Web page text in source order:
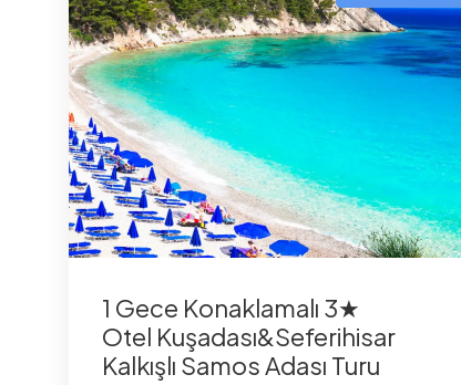
1 Gece Konaklamalı 3★
Otel Kuşadası&Seferihisar
Kalkışlı Samos Adası Turu